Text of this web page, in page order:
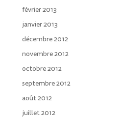
février 2013
janvier 2013
décembre 2012
novembre 2012
octobre 2012
septembre 2012
août 2012
juillet 2012